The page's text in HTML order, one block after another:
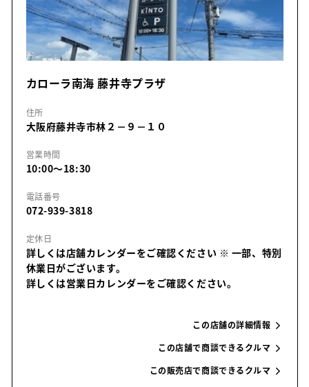
カローラ南海 藤井寺プラザ
住所
大阪府藤井寺市林２－９－１０
営業時間
10:00～18:30
電話番号
072-939-3818
定休日
詳しくは店舗カレンダーをご確認ください ※ 一部、特別
休業日がございます。
詳しくは営業日カレンダーをご確認ください。
この店舗の詳細情報
この店舗で商談できるクルマ
この販売店で商談できるクルマ